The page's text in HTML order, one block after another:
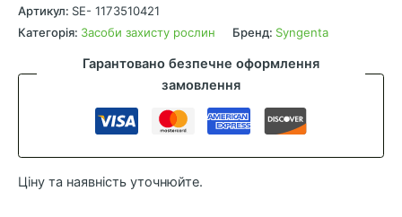
3,6
мл
(Syngenta)
кількість
Артикул: SE- 1173510421
Категорія: Засоби захисту рослин Бренд: Syngenta
Гарантовано безпечне оформлення
замовлення
Ціну та наявність уточнюйте.